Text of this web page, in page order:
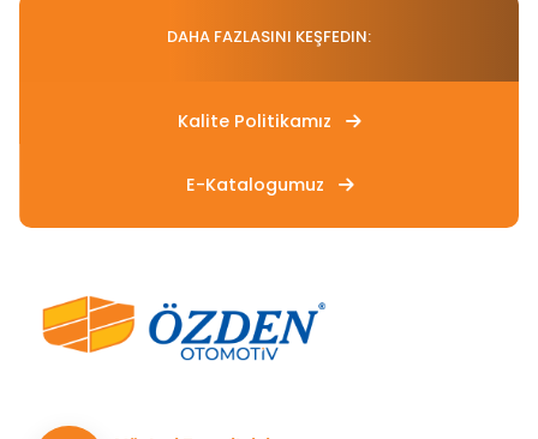
DAHA FAZLASINI KEŞFEDIN:
Kalite Politikamız
E-Katalogumuz